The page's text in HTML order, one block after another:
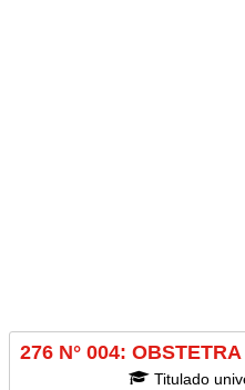
276 N° 004: OBSTETRA
Titulado